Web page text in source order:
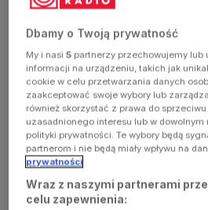
has
occurred
(see the
browser
console for
Dbamy o Twoją prywatność
My i nasi5 partnerzy przechowujemy lub
informacji na urządzeniu, takich jak
cookie w celu przetwarzania danych
zaakceptować swoje wybory lub
również skorzystać z prawa do
uzasadnionego interesu lub w
polityki prywatności. Te wybory będą
partnerom i nie będą miały wpływu na
prywatności
Wraz z naszymi partnerami
celu zapewnienia: